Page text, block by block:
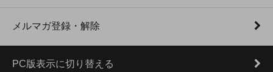
メルマガ登録・解除
PC版表示に切り替える